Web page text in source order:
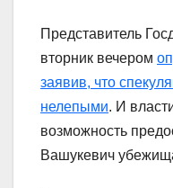
Представитель
вторник вечером
заявив, что
нелепыми. И
возможность
Вашукевич